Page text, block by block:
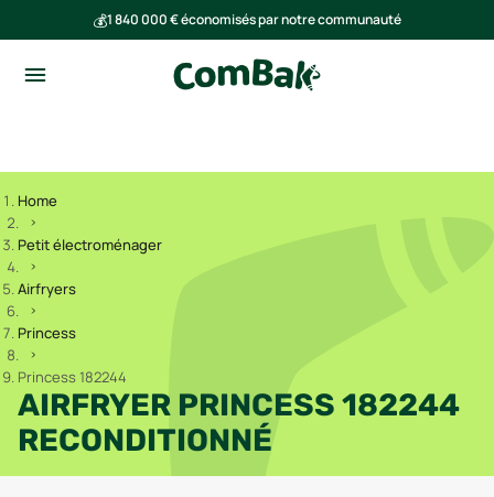
💰1 840 000 € économisés par notre communauté
Home
Petit électroménager
Airfryers
Princess
Princess 182244
AIRFRYER PRINCESS 182244
RECONDITIONNÉ